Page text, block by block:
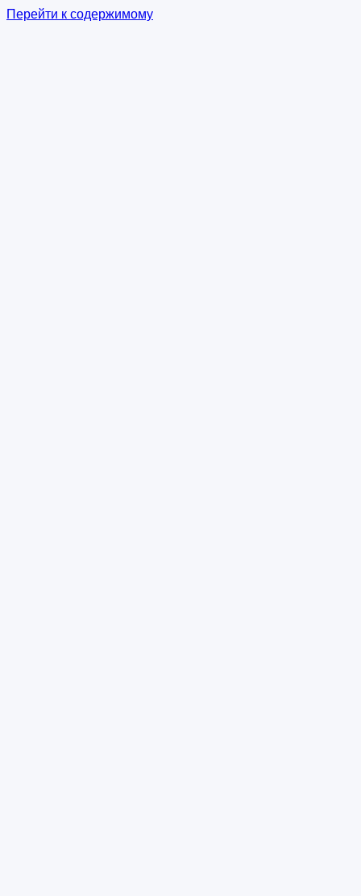
Перейти к содержимому